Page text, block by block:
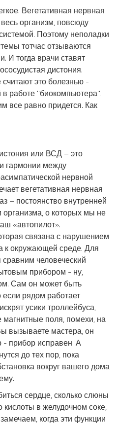
Вегетативная нервная
организм, повсюду
Поэтому неполадки
тотчас отзываются
И тогда врачи ставят
дистония.
это болезнью -
работе "биокомпьютера".
все равно придется. Как
или ВСД – это
гармонии между
нервной
вегетативная нервная
– постоянство внутренней
организма, о которых мы не
«автопилот».
связана с нарушением
к окружающей среде. Для
человеческий
прибором - ну,
Сам он может быть
рядом работает
усики троллейбуса,
поля, помехи, на
вызываете мастера, он
- прибор исправен. А
до тех пор, пока
вокруг вашего дома
сердце, сколько слюны
кислоты в желудочном соке,
когда эти функции